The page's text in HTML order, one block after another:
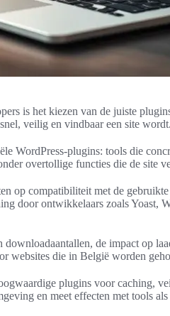
is het kiezen van de juiste
veilig en vindbaar een site wordt.
WordPress-plugins: tools die
overtollige functies die de site
op compatibiliteit met de gebruikte
door ontwikkelaars zoals Yoast,
de impact op
websites die in België worden
plugins voor caching,
en meet effecten met tools